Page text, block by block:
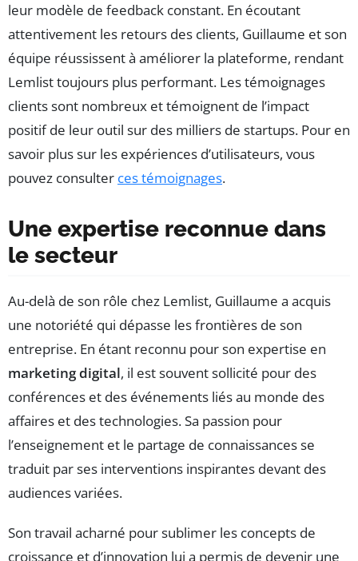
leur modèle de feedback constant. En écoutant
attentivement les retours des clients, Guillaume et son
équipe réussissent à améliorer la plateforme, rendant
Lemlist toujours plus performant. Les témoignages
clients sont nombreux et témoignent de l’impact
positif de leur outil sur des milliers de startups. Pour en
savoir plus sur les expériences d’utilisateurs, vous
pouvez consulter ces témoignages.
Une expertise reconnue dans
le secteur
Au-delà de son rôle chez Lemlist, Guillaume a acquis
une notoriété qui dépasse les frontières de son
entreprise. En étant reconnu pour son expertise en
marketing digital, il est souvent sollicité pour des
conférences et des événements liés au monde des
affaires et des technologies. Sa passion pour
l’enseignement et le partage de connaissances se
traduit par ses interventions inspirantes devant des
audiences variées.
Son travail acharné pour sublimer les concepts de
croissance et d’innovation lui a permis de devenir une